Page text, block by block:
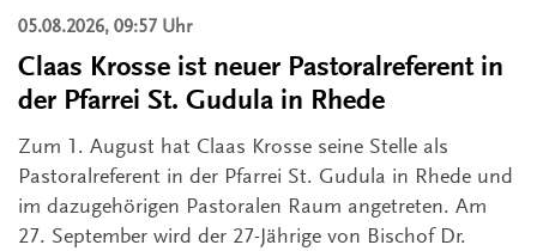
05.08.2026, 09:57 Uhr
Claas Krosse ist neuer Pastoralreferent in
der Pfarrei St. Gudula in Rhede
Zum 1. August hat Claas Krosse seine Stelle als
Pastoralreferent in der Pfarrei St. Gudula in Rhede und
im dazugehörigen Pastoralen Raum angetreten. Am
27. September wird der 27-Jährige von Bischof Dr.